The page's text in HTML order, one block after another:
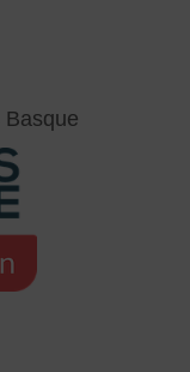
Basque